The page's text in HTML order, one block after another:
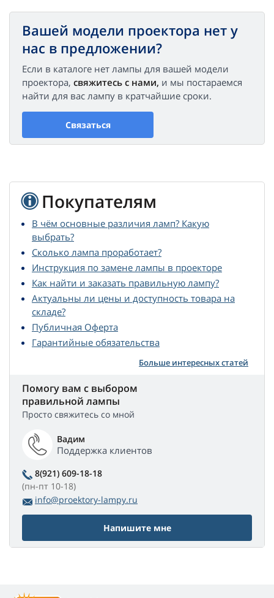
Вашей модели проектора нет у
нас в предложении?
Если в каталоге нет лампы для вашей модели
проектора, свяжитесь с нами, и мы постараемся
найти для вас лампу в кратчайшие сроки.
Связаться
Покупателям
В чём основные различия ламп? Какую
выбрать?
Сколько лампа проработает?
Инструкция по замене лампы в проекторе
Как найти и заказать правильную лампу?
Актуальны ли цены и доступность товара на
складе?
Публичная Оферта
Гарантийные обязательства
Больше интересных статей
Помогу вам с выбором
правильной лампы
Просто свяжитесь со мной
Вадим
Поддержка клиентов
8(921) 609-18-18
(пн-пт 10-18)
info@proektory-lampy.ru
Напишите мне